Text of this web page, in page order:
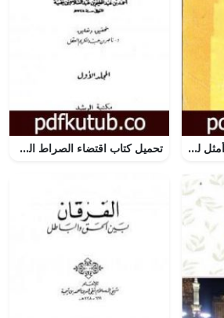
تحميل كتاب نحو أسلوب أمثل للدعوة الإسلامية PDF تأليف محمود محمد عمارة مجانا [كامل] تحميل كتاب اقتضاء الصراط المستقيم لمخالفة أصحاب الجحيم ت: العقل – ط الرشد PDF تأليف ابن تيمية مجانا [كامل]